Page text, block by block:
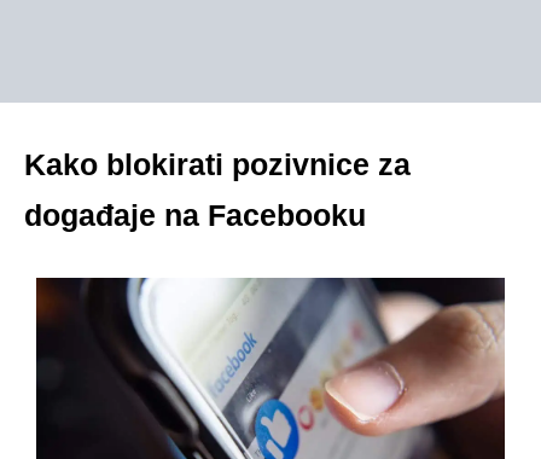
Kako blokirati pozivnice za
događaje na Facebooku